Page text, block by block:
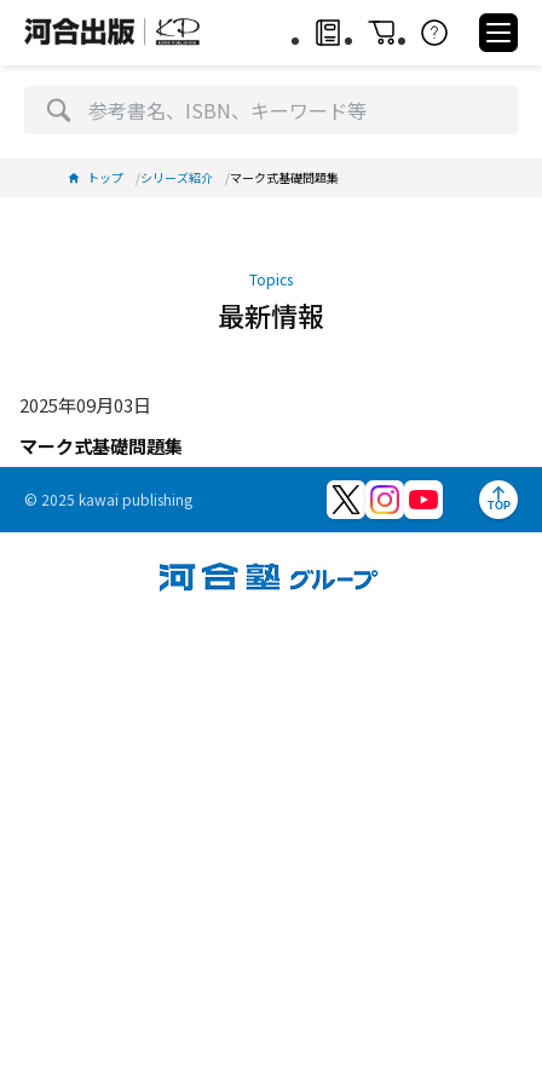
トップ シリーズ紹介 マーク式基礎問題集
Topics
最新情報
2025年09月03日
マーク式基礎問題集
© 2025 kawai publishing TOP